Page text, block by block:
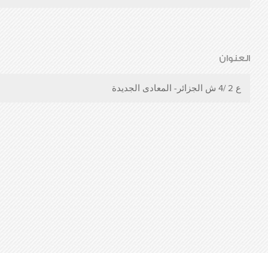
العنوان
ع 2 /4 ش الجزائر- المعادى الجديدة